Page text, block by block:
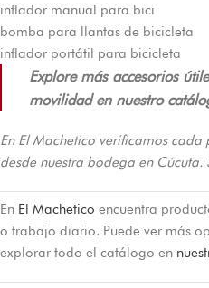
inflador manual para bici
bomba para llantas de bicicleta
inflador portátil para bicicleta
Explore más accesorios
movilidad en nuestro
En El Machetico verificamos
desde nuestra bodega en Cúcuta.
En El Machetico encuentra
o trabajo diario. Puede ver más
explorar todo el catálogo en